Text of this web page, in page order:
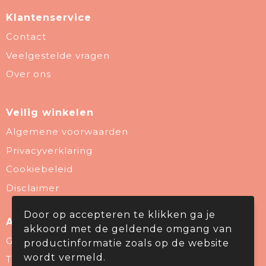
Klantenservice
Contact
Veelgestelde vragen
Over ons
Veilig winkelen
Algemene voorwaarden
Privacyverklaring
Cookiebeleid
Disclaimer
Aanbevolen categorieën
Give Aways
Thema & Branche
Door op accepteren te klikken ga je
akkoord met de geldende omgang van
productinformatie zoals op de website
wordt vermeld.